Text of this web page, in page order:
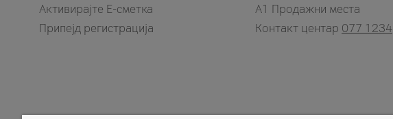
Активирајте Е-сметка
Припејд регистрација
A1 Продажни места
Контакт центар 077 1234